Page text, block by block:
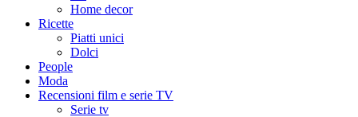
Home decor
Ricette
Piatti unici
Dolci
People
Moda
Recensioni film e serie TV
Serie tv